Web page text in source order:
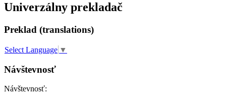
Univerzálny prekladač
Preklad (translations)
Select Language ▼
Návštevnosť
Návštevnosť: